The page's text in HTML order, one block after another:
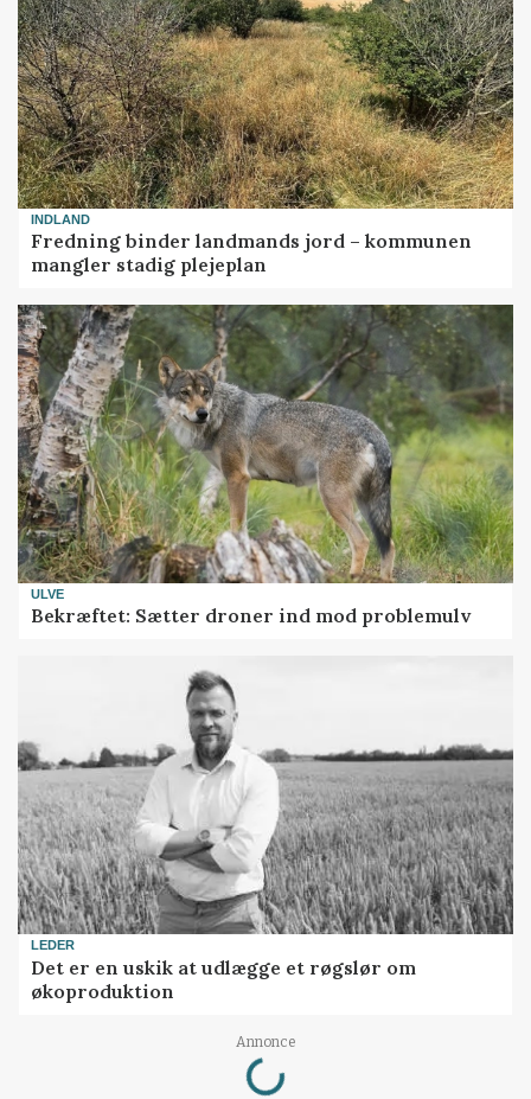
INDLAND
Fredning binder landmands jord – kommunen
mangler stadig plejeplan
ULVE
Bekræftet: Sætter droner ind mod problemulv
LEDER
Det er en uskik at udlægge et røgslør om
økoproduktion
Annonce
Loading...